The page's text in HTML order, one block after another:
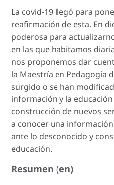
La covid-19 llegó para
reafirmación de esta. En
poderosa para
en las que habitamos
nos proponemos dar
la Maestría en Pedagogía
surgido o se han
información y la
construcción de nuevos
a conocer una
ante lo desconocido y
educación.
Resumen (en)